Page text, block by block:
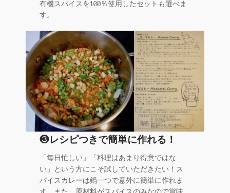
有機スパイスを100％使用したセットも選べま
す。
❸レシピつきで簡単に作れる！
「毎日忙しい」「料理はあまり得意ではな
い」という方にこそ試していただきたい！ス
パイスカレーは鍋一つで意外に簡単に作れま